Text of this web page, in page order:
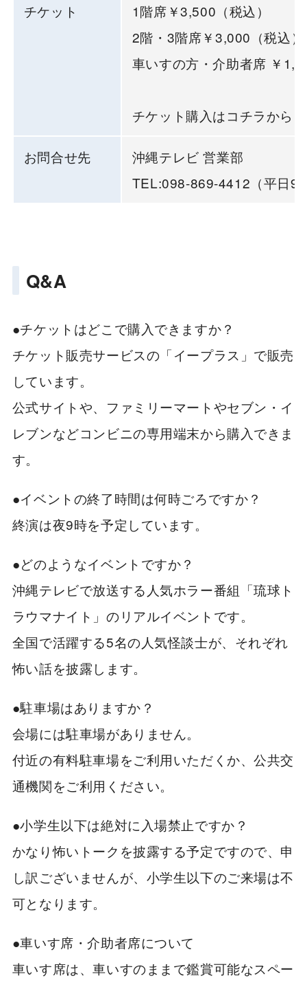
チケット
1階席￥3,500（税込）
2階・3階席￥3,000（税込）
車いすの方・介助者席 ￥
チケット購入はコチラから
お問合せ先
沖縄テレビ 営業部
TEL:098-869-4412（平日
Q&A
●チケットはどこで購入できますか？
チケット販売サービスの「イープラス」で販売
しています。
公式サイトや、ファミリーマートやセブン・イ
レブンなどコンビニの専用端末から購入できま
す。
●イベントの終了時間は何時ごろですか？
終演は夜9時を予定しています。
●どのようなイベントですか？
沖縄テレビで放送する人気ホラー番組「琉球ト
ラウマナイト」のリアルイベントです。
全国で活躍する5名の人気怪談士が、それぞれ
怖い話を披露します。
●駐車場はありますか？
会場には駐車場がありません。
付近の有料駐車場をご利用いただくか、公共交
通機関をご利用ください。
●小学生以下は絶対に入場禁止ですか？
かなり怖いトークを披露する予定ですので、申
し訳ございませんが、小学生以下のご来場は不
可となります。
●車いす席・介助者席について
車いす席は、車いすのままで鑑賞可能なスペー